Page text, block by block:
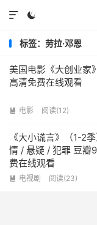


标签：劳拉·邓恩
美国电影《大创业家
高清免费在线观看
 电影 阅读(12)
《大小谎言》（1-2
情 / 悬疑 / 犯罪 豆瓣
费在线观看
 电视剧 阅读(23)